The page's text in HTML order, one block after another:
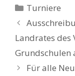
Kategorien
Turniere
Landrates des
Grundschulen
Für alle